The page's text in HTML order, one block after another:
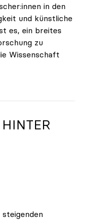
in den
und künstliche
es, ein breites
zu
Wissenschaft
Wissenschaft